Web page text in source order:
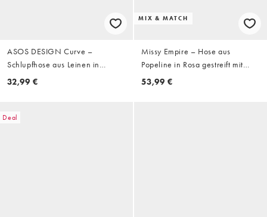
ASOS DESIGN Curve –
Schlupfhose aus Leinen in
Orange gestreift
32,99 €
MIX & MATCH
Missy Empire – Hose aus
Popeline in Rosa gestreift mit
elastischem Bund und weitem
53,99 €
Deal